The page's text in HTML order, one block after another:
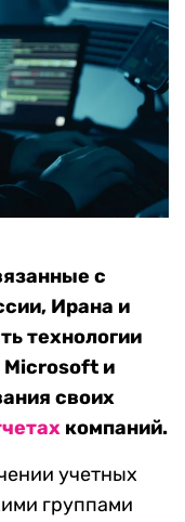
с
Ирана и
технологии
Microsoft и
своих
компаний.
учетных
группами